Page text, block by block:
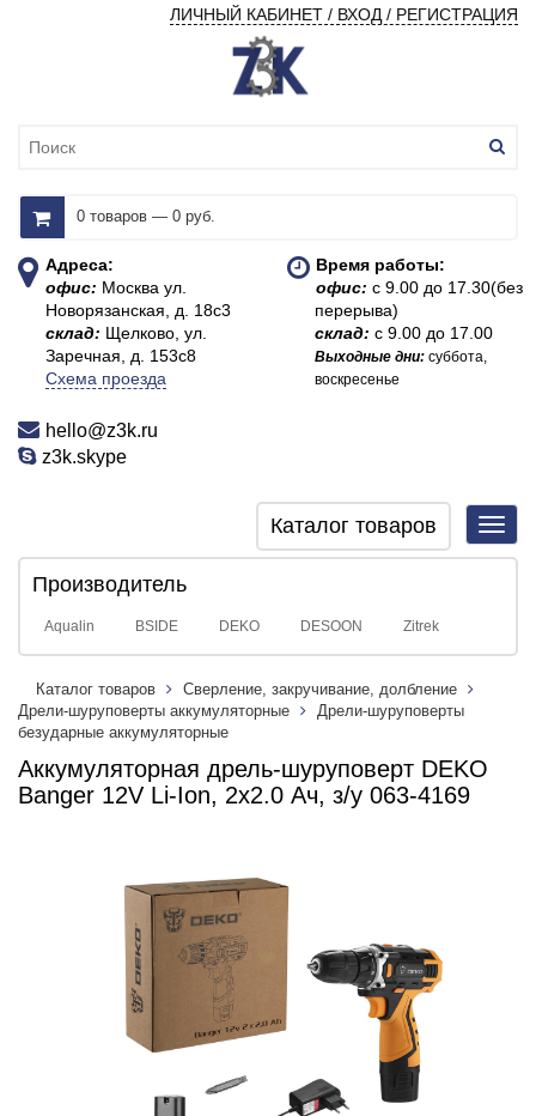
ЛИЧНЫЙ КАБИНЕТ / ВХОД / РЕГИСТРАЦИЯ
0 товаров — 0 руб.
Адреса:
офис: Москва ул.
Новорязанская, д. 18с3
склад: Щелково, ул.
Заречная, д. 153с8
Схема проезда
Время работы:
офис:с 9.00 до 17.30(без
перерыва)
склад:с 9.00 до 17.00
Выходные дни:суббота,
воскресенье
hello@z3k.ru
z3k.skype
Каталог товаров
Производитель
Aqualin BSIDE DEKO DESOON Zitrek
Каталог товаров
Сверление, закручивание, долбление
Дрели-шуруповерты аккумуляторные
Дрели-шуруповерты
безударные аккумуляторные
Аккумуляторная дрель-шуруповерт DEKO
Banger 12V Li-Ion, 2х2.0 Ач, з/у 063-4169